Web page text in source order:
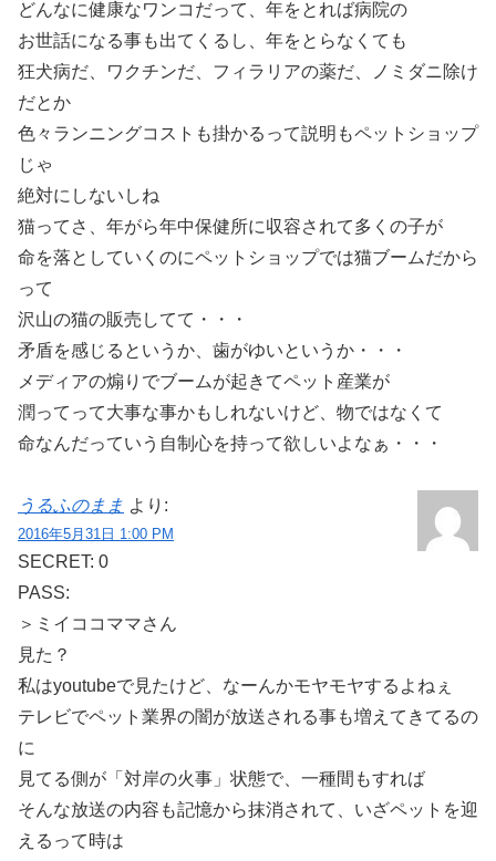
どんなに健康なワンコだって、年をとれば病院の
お世話になる事も出てくるし、年をとらなくても
狂犬病だ、ワクチンだ、フィラリアの薬だ、ノミダニ除け
だとか
色々ランニングコストも掛かるって説明もペットショップ
じゃ
絶対にしないしね
猫ってさ、年がら年中保健所に収容されて多くの子が
命を落としていくのにペットショップでは猫ブームだから
って
沢山の猫の販売してて・・・
矛盾を感じるというか、歯がゆいというか・・・
メディアの煽りでブームが起きてペット産業が
潤ってって大事な事かもしれないけど、物ではなくて
命なんだっていう自制心を持って欲しいよなぁ・・・
うるふのまま より:
2016年5月31日 1:00 PM
SECRET: 0
PASS:
＞ミイココママさん
見た？
私はyoutubeで見たけど、なーんかモヤモヤするよねぇ
テレビでペット業界の闇が放送される事も増えてきてるの
に
見てる側が「対岸の火事」状態で、一種間もすれば
そんな放送の内容も記憶から抹消されて、いざペットを迎
えるって時は